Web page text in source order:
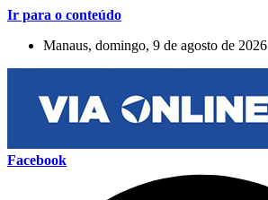
Ir para o conteúdo
Manaus, domingo, 9 de agosto de 2026
Facebook